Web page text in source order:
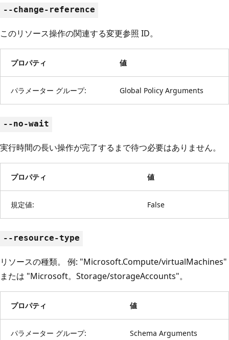
--change-reference
このリソース操作の関連する変更参照 ID。
プロパティ 値
パラメーター グループ: Global Policy Arguments
--no-wait
実行時間の長い操作が完了するまで待つ必要はありません。
プロパティ 値
規定値: False
--resource-type
リソースの種類。 例: "Microsoft.Compute/virtualMachines"
または "Microsoft。Storage/storageAccounts"。
プロパティ 値
パラメーター グループ: Schema Arguments